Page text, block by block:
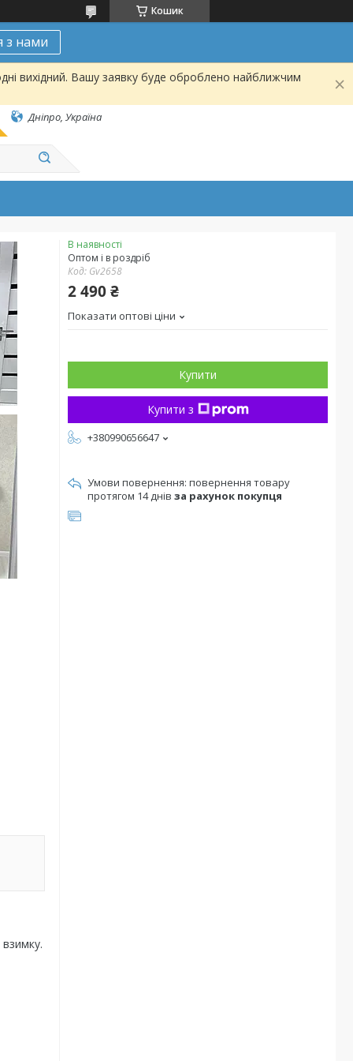
Кошик
з нами
вихідний. Вашу заявку буде оброблено найближчим
Дніпро, Україна
В наявності
Оптом і в роздріб
Код: Gv2658
2 490 ₴
Показати оптові ціни
Купити
Купити з
+380990656647
повернення товару
протягом 14 днів за рахунок покупця